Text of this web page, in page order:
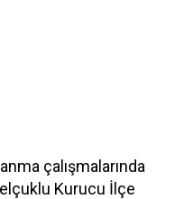
çalışmalarında
Kurucu İlçe